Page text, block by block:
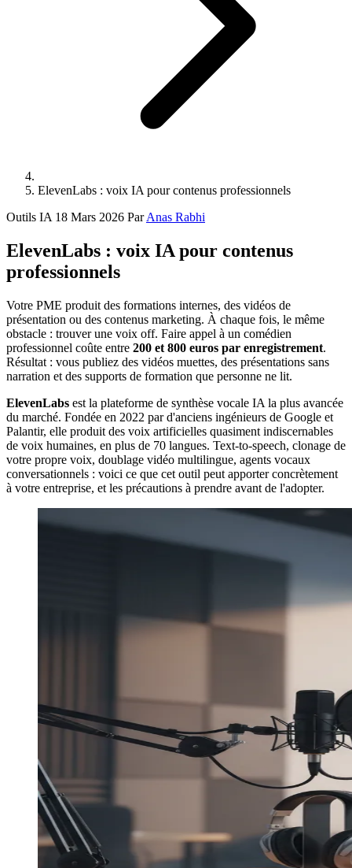
ElevenLabs : voix IA pour contenus professionnels
Outils IA 18 Mars 2026 ParAnas Rabhi
ElevenLabs : voix IA pour contenus
professionnels
Votre PME produit des formations internes, des vidéos de
présentation ou des contenus marketing. À chaque fois, le même
obstacle : trouver une voix off. Faire appel à un comédien
professionnel coûte entre 200 et 800 euros par enregistrement.
Résultat : vous publiez des vidéos muettes, des présentations sans
narration et des supports de formation que personne ne lit.
ElevenLabs est la plateforme de synthèse vocale IA la plus avancée
du marché. Fondée en 2022 par d'anciens ingénieurs de Google et
Palantir, elle produit des voix artificielles quasiment indiscernables
de voix humaines, en plus de 70 langues. Text-to-speech, clonage de
votre propre voix, doublage vidéo multilingue, agents vocaux
conversationnels : voici ce que cet outil peut apporter concrètement
à votre entreprise, et les précautions à prendre avant de l'adopter.